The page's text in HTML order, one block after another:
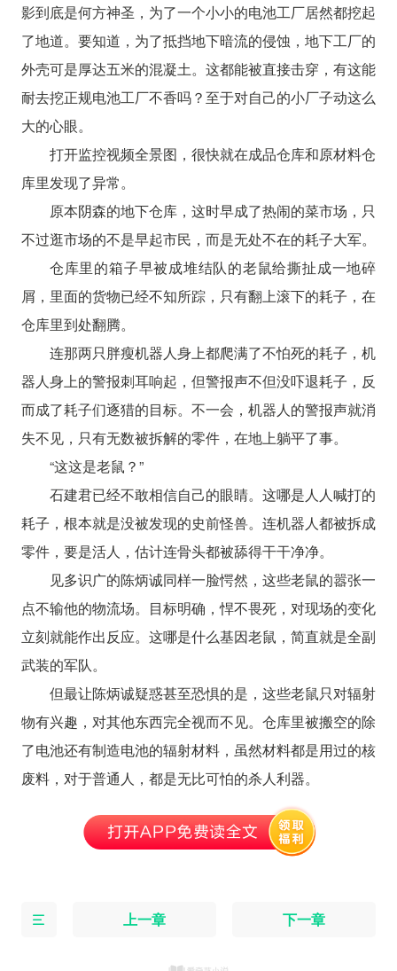
影到底是何方神圣，为了一个小小的电池工厂居然都挖起
了地道。要知道，为了抵挡地下暗流的侵蚀，地下工厂的
外壳可是厚达五米的混凝土。这都能被直接击穿，有这能
耐去挖正规电池工厂不香吗？至于对自己的小厂子动这么
大的心眼。
打开监控视频全景图，很快就在成品仓库和原材料仓
库里发现了异常。
原本阴森的地下仓库，这时早成了热闹的菜市场，只
不过逛市场的不是早起市民，而是无处不在的耗子大军。
仓库里的箱子早被成堆结队的老鼠给撕扯成一地碎
屑，里面的货物已经不知所踪，只有翻上滚下的耗子，在
仓库里到处翻腾。
连那两只胖瘦机器人身上都爬满了不怕死的耗子，机
器人身上的警报刺耳响起，但警报声不但没吓退耗子，反
而成了耗子们逐猎的目标。不一会，机器人的警报声就消
失不见，只有无数被拆解的零件，在地上躺平了事。
“这这是老鼠？”
石建君已经不敢相信自己的眼睛。这哪是人人喊打的
耗子，根本就是没被发现的史前怪兽。连机器人都被拆成
零件，要是活人，估计连骨头都被舔得干干净净。
见多识广的陈炳诚同样一脸愕然，这些老鼠的嚣张一
点不输他的物流场。目标明确，悍不畏死，对现场的变化
立刻就能作出反应。这哪是什么基因老鼠，简直就是全副
武装的军队。
但最让陈炳诚疑惑甚至恐惧的是，这些老鼠只对辐射
物有兴趣，对其他东西完全视而不见。仓库里被搬空的除
了电池还有制造电池的辐射材料，虽然材料都是用过的核
废料，对于普通人，都是无比可怕的杀人利器。
上一章 下一章